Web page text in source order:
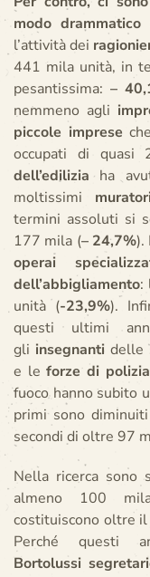
modo
l’attività dei
441 mila unità, in
pesantissima: –
nemmeno agli
piccole imprese
occupati di
dell’edilizia ha
moltissimi
termini assoluti si
177 mila (– 24,7%).
operai
dell’abbigliamento:
unità (-23,9%).
questi ultimi
gli insegnantidelle
e le forze di polizia
fuoco hanno subito
primi sono
secondi di oltre 97
Nella ricerca sono
almeno 100
costituiscono oltre
Perché questi
Bortolussi